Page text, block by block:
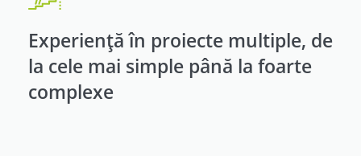
Experiență în proiecte multiple, de
la cele mai simple până la foarte
complexe